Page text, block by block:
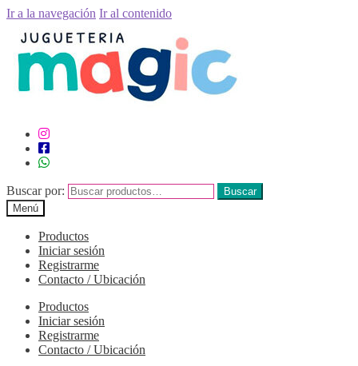
Ir a la navegación Ir al contenido
Buscar por:
Buscar
Menú
Productos
Iniciar sesión
Registrarme
Contacto / Ubicación
Productos
Iniciar sesión
Registrarme
Contacto / Ubicación